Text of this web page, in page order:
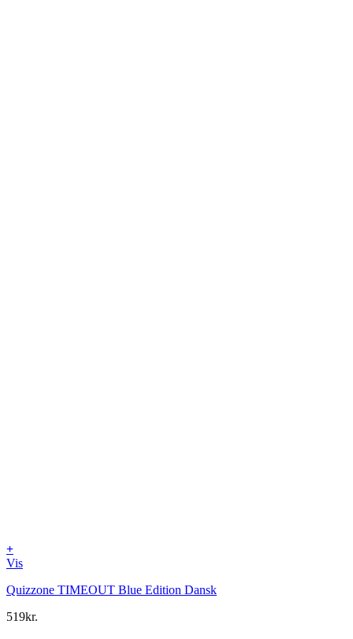
+
Vis
Quizzone TIMEOUT Blue Edition Dansk
519kr.